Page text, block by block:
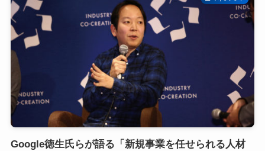
Google徳生氏らが語る「新規事業を任せられる人材